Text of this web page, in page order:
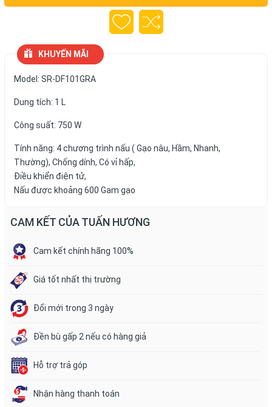
KHUYẾN MÃI
Model: SR-DF101GRA
Dung tích: 1 L
Công suất: 750 W
Tính năng: 4 chương trình nấu ( Gạo nâu, Hầm, Nhanh,
Thường), Chống dính, Có vỉ hấp,
Điều khiển điện tử,
Nấu được khoảng 600 Gam gạo
CAM KẾT CỦA TUẤN HƯƠNG
Cam kết chính hãng 100%
Giá tốt nhất thị trường
Đổi mới trong 3 ngày
Đền bù gấp 2 nếu có hàng giả
Hỗ trợ trả góp
Nhận hàng thanh toán